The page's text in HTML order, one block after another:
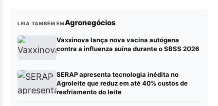
LEIA TAMBÉM EMAgronegócios
Vaxxinova lança nova vacina autógena
contra a influenza suína durante o SBSS 2026
SERAP apresenta tecnologia inédita no
Agroleite que reduz em até 40% custos de
resfriamento do leite